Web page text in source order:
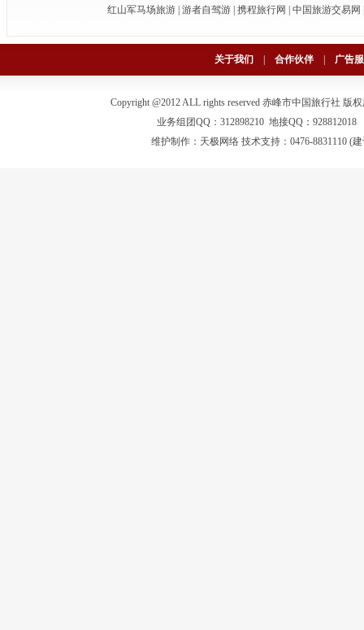
红山军马场旅游 游者自驾游 携程旅行网 中国旅游交易网
关于我们 合作伙伴 广告
Copyright @2012 ALL rights reserved 赤峰市中国旅行社 版权
业务组团QQ：312898210 地接QQ：928812018
维护制作： 天极网络 技术支持：0476-8831110 (